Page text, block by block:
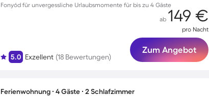
Fonyód für unvergessliche Urlaubsmomente für bis zu 4 Gäste
5.0 Exzellent (18 Bewertungen)
ab 149 €
pro Nacht
Zum Angebot
Ferienwohnung ∙ 4 Gäste ∙ 2 Schlafzimmer